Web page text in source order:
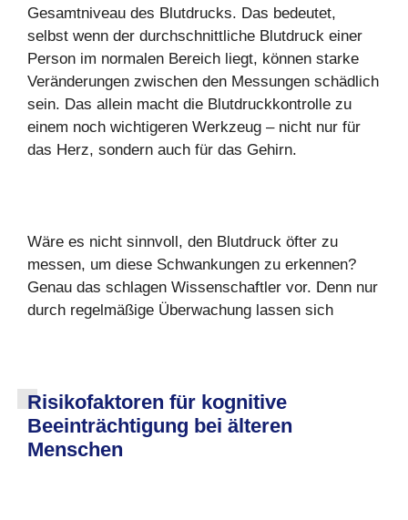
Gesamtniveau des Blutdrucks. Das bedeutet,
selbst wenn der durchschnittliche Blutdruck einer
Person im normalen Bereich liegt, können starke
Veränderungen zwischen den Messungen schädlich
sein. Das allein macht die Blutdruckkontrolle zu
einem noch wichtigeren Werkzeug – nicht nur für
das Herz, sondern auch für das Gehirn.
Wäre es nicht sinnvoll, den Blutdruck öfter zu
messen, um diese Schwankungen zu erkennen?
Genau das schlagen Wissenschaftler vor. Denn nur
durch regelmäßige Überwachung lassen sich
Risikofaktoren für kognitive
Beeinträchtigung bei älteren
Menschen